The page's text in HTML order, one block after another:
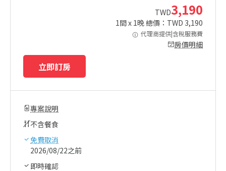
TWD3,190
1間 x 1晚 總價：TWD 3,190
代理商提供|含稅服務費
房價明細
立即訂房
專案說明
不含餐食
免費取消
2026/08/22之前
即時確認